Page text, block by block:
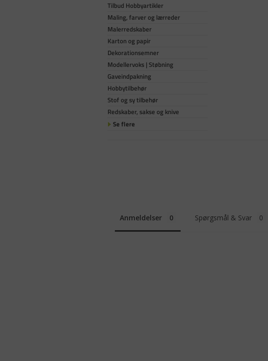
Tilbud Hobbyartikler
Maling, farver og lærreder
Malerredskaber
Karton og papir
Dekorationsemner
Modellervoks | Støbning
Gaveindpakning
Hobbytilbehør
Stof og sy tilbehør
Redskaber, sakse og knive
Se flere
Anmeldelser Spørgsmål & Svar